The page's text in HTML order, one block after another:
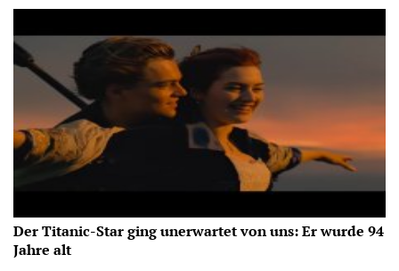
Der Titanic-Star ging unerwartet von uns: Er wurde 94
Jahre alt